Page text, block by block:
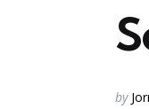
by